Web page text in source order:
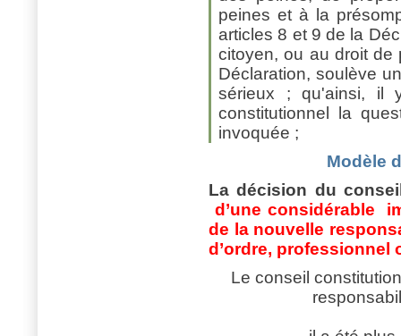
peines et à la
articles 8 et 9 de la
citoyen, ou au droit de
Déclaration, soulève
sérieux ; qu'ainsi, il
constitutionnel la
invoquée ;
Modèle
La décision du
d’une considérable
de la nouvelle
d’ordre, professionnel
Le conseil